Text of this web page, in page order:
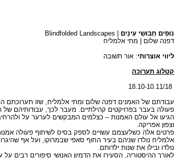
נוֹפִים חַבוּשֵי עֵינַיִם
דפנה שלום | מתי אלמליח
ליווי אוצרותי: אור תשובה
קטלוג תערוכה
עבודתם של האמנים דפנה שלום ומתי אלמליח, שזו תערוכתם
פעולה בעבר בפרויקטים קהילתיים. מעבר לכך, עבודותיהם של
הגיעו אל עולם האמנות – כצלמים המבקשים לערער על
וצפון אפריקה.
פרטים אלה כשלעצמם עשויים לספק בסיס לשיתוף פעולה
אלמליח נולדו שניהם בעיר החוף סאפי שבמרוקו, ועל אף
נולדו ובילו את שנות ילדותם.
לאורך ההיסטוריה, הסעירו את הדמיון האנושי סיפורים רבים